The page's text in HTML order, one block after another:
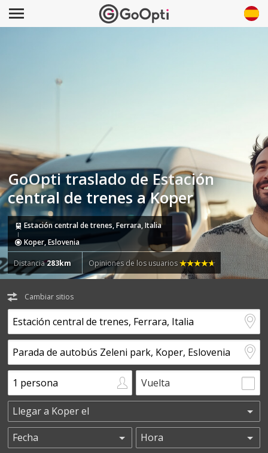
GoOpti traslado de Estación
central de trenes a Koper
Estación central de trenes, Ferrara, Italia
Koper, Eslovenia
Distancia283km Opiniones de los usuarios
Cambiar sitios
Vuelta